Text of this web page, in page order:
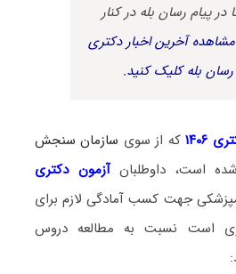
در پیام رسان بله در کنار
آخرین اخبار دکتری
رسان بله کلیک کنید.
که از سوی سازمان سنجش
است، داوطلبان آزمون دکتری
جهت کسب آمادگی لازم برای
است نسبت به مطالعه دروس